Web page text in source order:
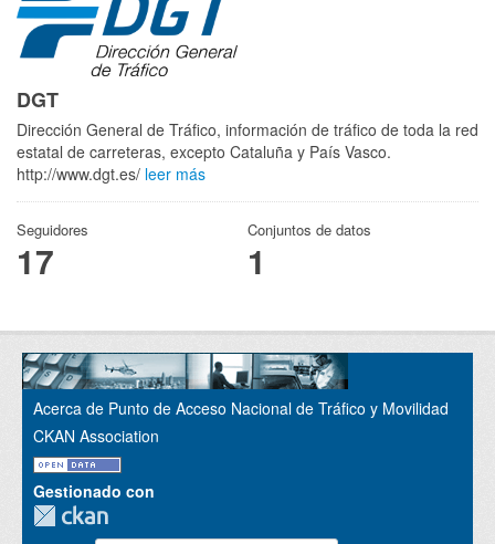
DGT
Dirección General de Tráfico, información de tráfico de toda la red
estatal de carreteras, excepto Cataluña y País Vasco.
http://www.dgt.es/ leer más
Seguidores
17
Conjuntos de datos
1
Acerca de Punto de Acceso Nacional de Tráfico y Movilidad
CKAN Association
Gestionado con